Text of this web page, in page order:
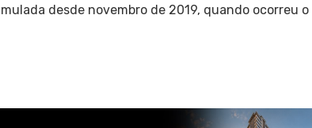
desde novembro de 2019, quando ocorreu o